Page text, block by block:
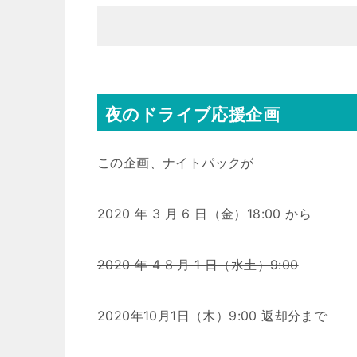
夜のドライブ応援企画
この企画、ナイトパックが
2020 年 3 月 6 日（金）18:00 から
2020 年 4 8 月 1 日（水土）9:00
2020年10月1日（木）9:00 返却分まで